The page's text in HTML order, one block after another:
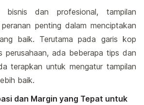
bisnis dan profesional, tampilan
penting dalam menciptakan
baik. Terutama pada garis kop
perusahaan, ada beberapa tips dan
terapkan untuk mengatur tampilan
baik.
dan Margin yang Tepat untuk